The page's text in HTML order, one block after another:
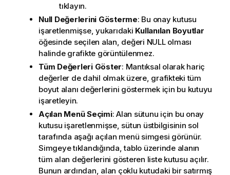
tıklayın.
Null Değerlerini Gösterme: Bu onay kutusu
işaretlenmişse, yukarıdaki Kullanılan Boyutlar
öğesinde seçilen alan, değeri NULL olması
halinde grafikte görüntülenmez.
Tüm Değerleri Göster: Mantıksal olarak hariç
değerler de dahil olmak üzere, grafikteki tüm
boyut alanı değerlerini göstermek için bu kutuyu
işaretleyin.
Açılan Menü Seçimi: Alan sütunu için bu onay
kutusu işaretlenmişse, sütun üstbilgisinin sol
tarafında aşağı açılan menü simgesi görünür.
Simgeye tıklandığında, tablo üzerinde alanın
tüm alan değerlerini gösteren liste kutusu açılır.
Bunun ardından, alan çoklu kutudaki bir satırmış